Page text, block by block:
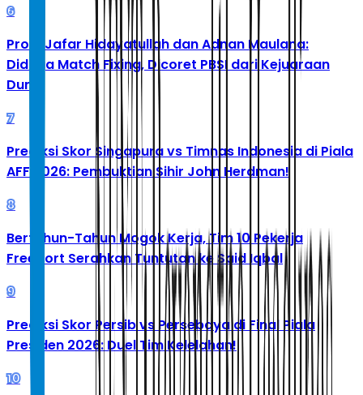
6
Profil Jafar Hidayatullah dan Adnan Maulana:
Diduga Match Fixing, Dicoret PBSI dari Kejuaraan
Dunia
7
Prediksi Skor Singapura vs Timnas Indonesia di Piala
AFF 2026: Pembuktian Sihir John Herdman!
8
Bertahun-Tahun Mogok Kerja, Tim 10 Pekerja
Freeport Serahkan Tuntutan ke Said Iqbal
9
Prediksi Skor Persib vs Persebaya di Final Piala
Presiden 2026: Duel Tim Kelelahan!
10